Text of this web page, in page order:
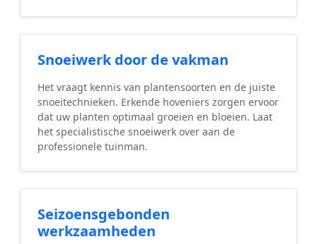
Snoeiwerk door de vakman
Het vraagt kennis van plantensoorten en de juiste
snoeitechnieken. Erkende hoveniers zorgen ervoor
dat uw planten optimaal groeien en bloeien. Laat
het specialistische snoeiwerk over aan de
professionele tuinman.
Seizoensgebonden
werkzaamheden